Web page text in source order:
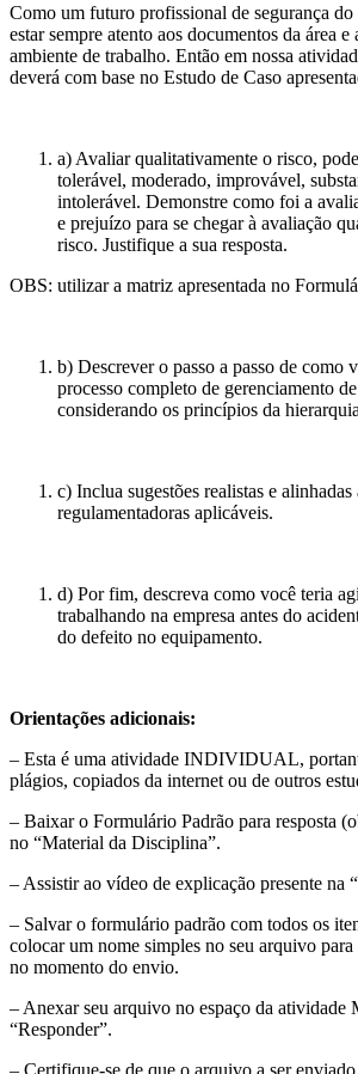
Como um futuro profissional de segurança
estar sempre atento aos documentos da área e
ambiente de trabalho. Então em nossa
deverá com base no Estudo de Caso
a) Avaliar qualitativamente o risco,
tolerável, moderado, improvável,
intolerável. Demonstre como foi a
e prejuízo para se chegar à avaliação
risco. Justifique a sua resposta.
OBS: utilizar a matriz apresentada no
b) Descrever o passo a passo de como
processo completo de gerenciamento
considerando os princípios da
c) Inclua sugestões realistas e alinhadas
regulamentadoras aplicáveis.
d) Por fim, descreva como você teria
trabalhando na empresa antes do
do defeito no equipamento.
Orientações adicionais:
– Esta é uma atividade INDIVIDUAL,
plágios, copiados da internet ou de outros
– Baixar o Formulário Padrão para resposta
no “Material da Disciplina”.
– Assistir ao vídeo de explicação presente na
– Salvar o formulário padrão com todos os
colocar um nome simples no seu arquivo
no momento do envio.
– Anexar seu arquivo no espaço da atividade
“Responder”.
– Certifique-se de que o arquivo a ser